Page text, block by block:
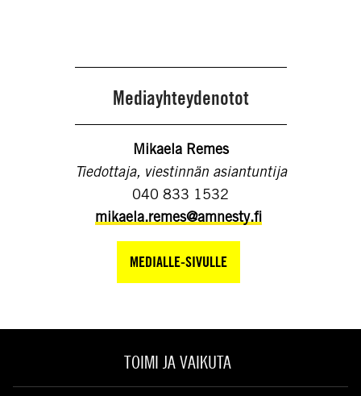
Mediayhteydenotot
Mikaela Remes
Tiedottaja, viestinnän asiantuntija
040 833 1532
mikaela.remes@amnesty.fi
MEDIALLE-SIVULLE
TOIMI JA VAIKUTA